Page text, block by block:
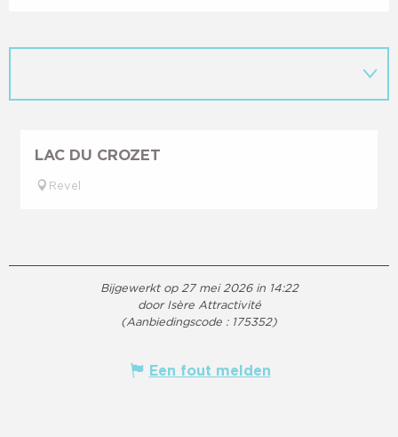
LAC DU CROZET
Revel
Bijgewerkt op 27 mei 2026 in 14:22
door Isère Attractivité
(Aanbiedingscode : 175352)
Een fout melden